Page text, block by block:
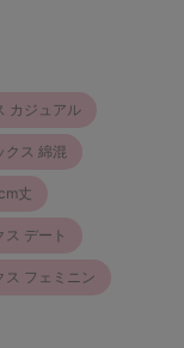
カジュアル
クス 綿混
丈
ス デート
ス フェミニン